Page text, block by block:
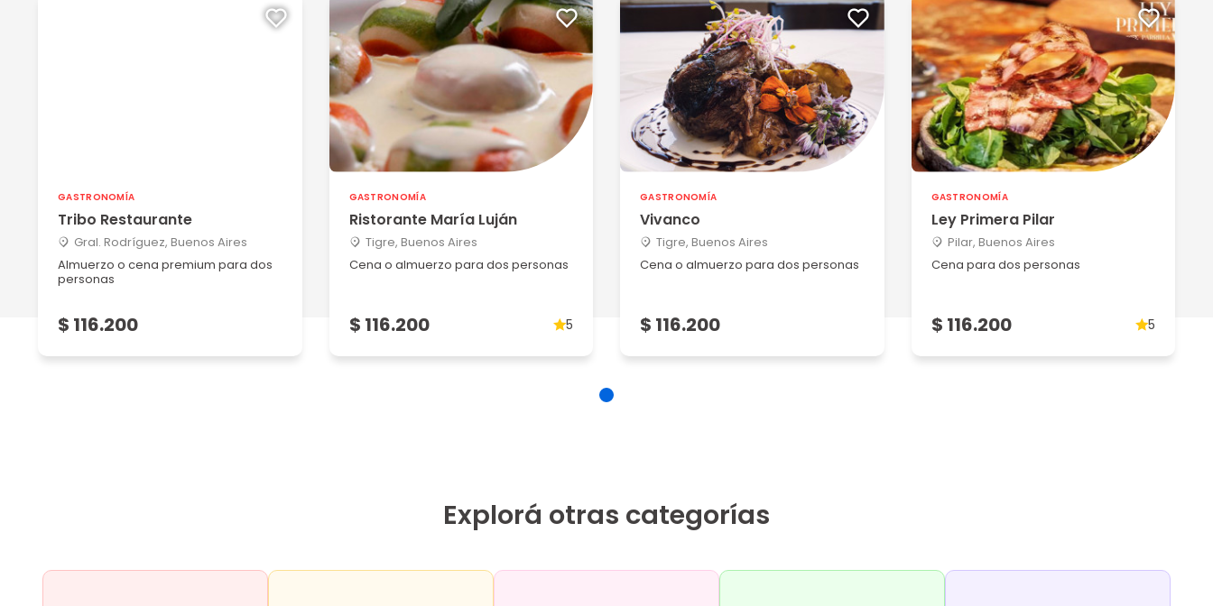
Muy buen servicio, comida y atención. Recomiendo el lugar
Excelente lugar, buen ambiente, muy buena atención. Recomend...
Luciana R
08/04/2025
5
Espectacular, realmente nos sentimos muy comodos y super bie...
GASTRONOMÍA
Tribo Restaurante
Gral. Rodríguez, Buenos Aires
Almuerzo o cena premium para dos
personas
$ 116.200
GASTRONOMÍA
Ristorante María Luján
Tigre, Buenos Aires
Cena o almuerzo para dos personas
$ 116.200 5
GASTRONOMÍA
Vivanco
Tigre, Buenos Aires
Cena o almuerzo para dos personas
$ 116.200
GASTRONOMÍA
Ley Primera Pilar
Pilar, Buenos Aires
Cena para dos personas
$ 116.200 5
Explorá otras categorías